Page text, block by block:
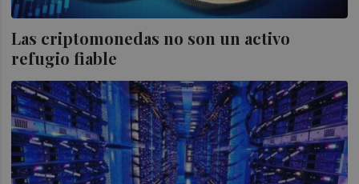
Las criptomonedas no son un activo
refugio fiable